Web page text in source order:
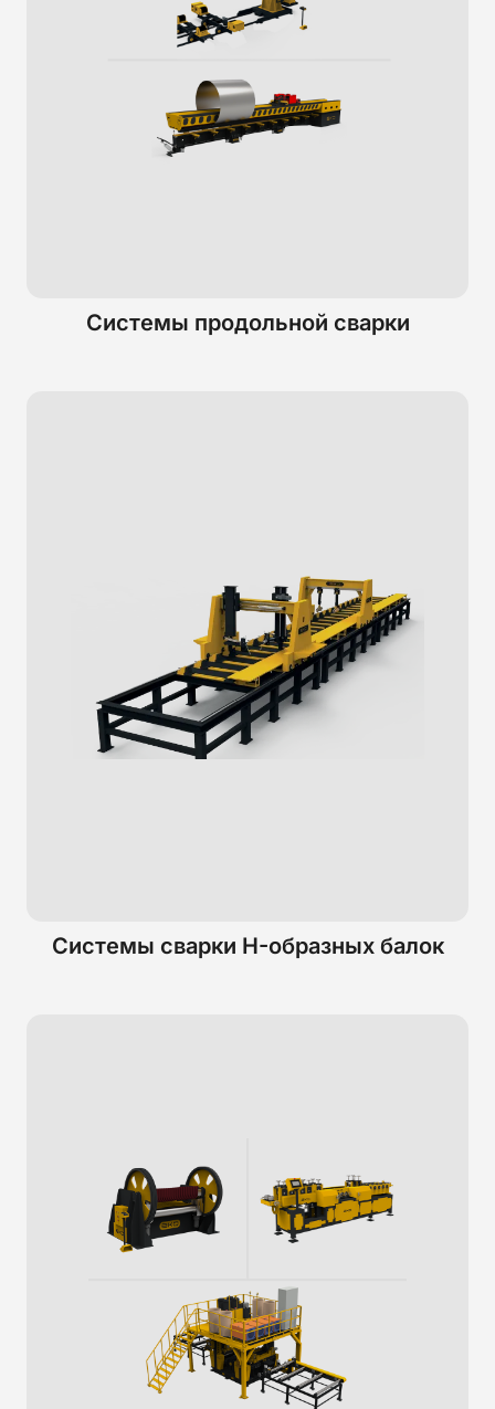
Системы продольной сварки
Системы сварки H-образных балок